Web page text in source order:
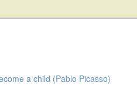
a child (Pablo Picasso)